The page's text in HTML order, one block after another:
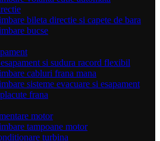
bileta directie si capete de bara
bucse
si sudura racord flexibil
cabluri frana mana
sisteme evacuare si esapament
frana
motor
tampoane motor
turbina